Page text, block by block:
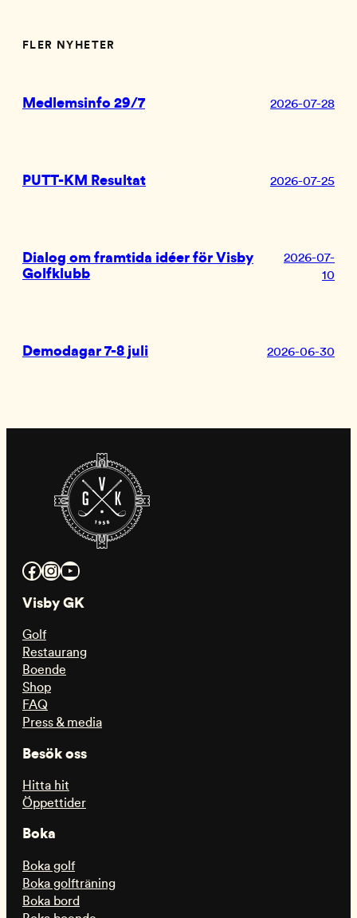
FLER NYHETER
Medlemsinfo 29/7 2026-07-28
PUTT-KM Resultat 2026-07-25
Dialog om framtida idéer för Visby
Golfklubb
2026-07-
10
Demodagar 7-8 juli 2026-06-30
Facebook InstagramYouTube
Visby GK
Golf
Restaurang
Boende
Shop
FAQ
Press & media
Besök oss
Hitta hit
Öppettider
Boka
Boka golf
Boka golfträning
Boka bord